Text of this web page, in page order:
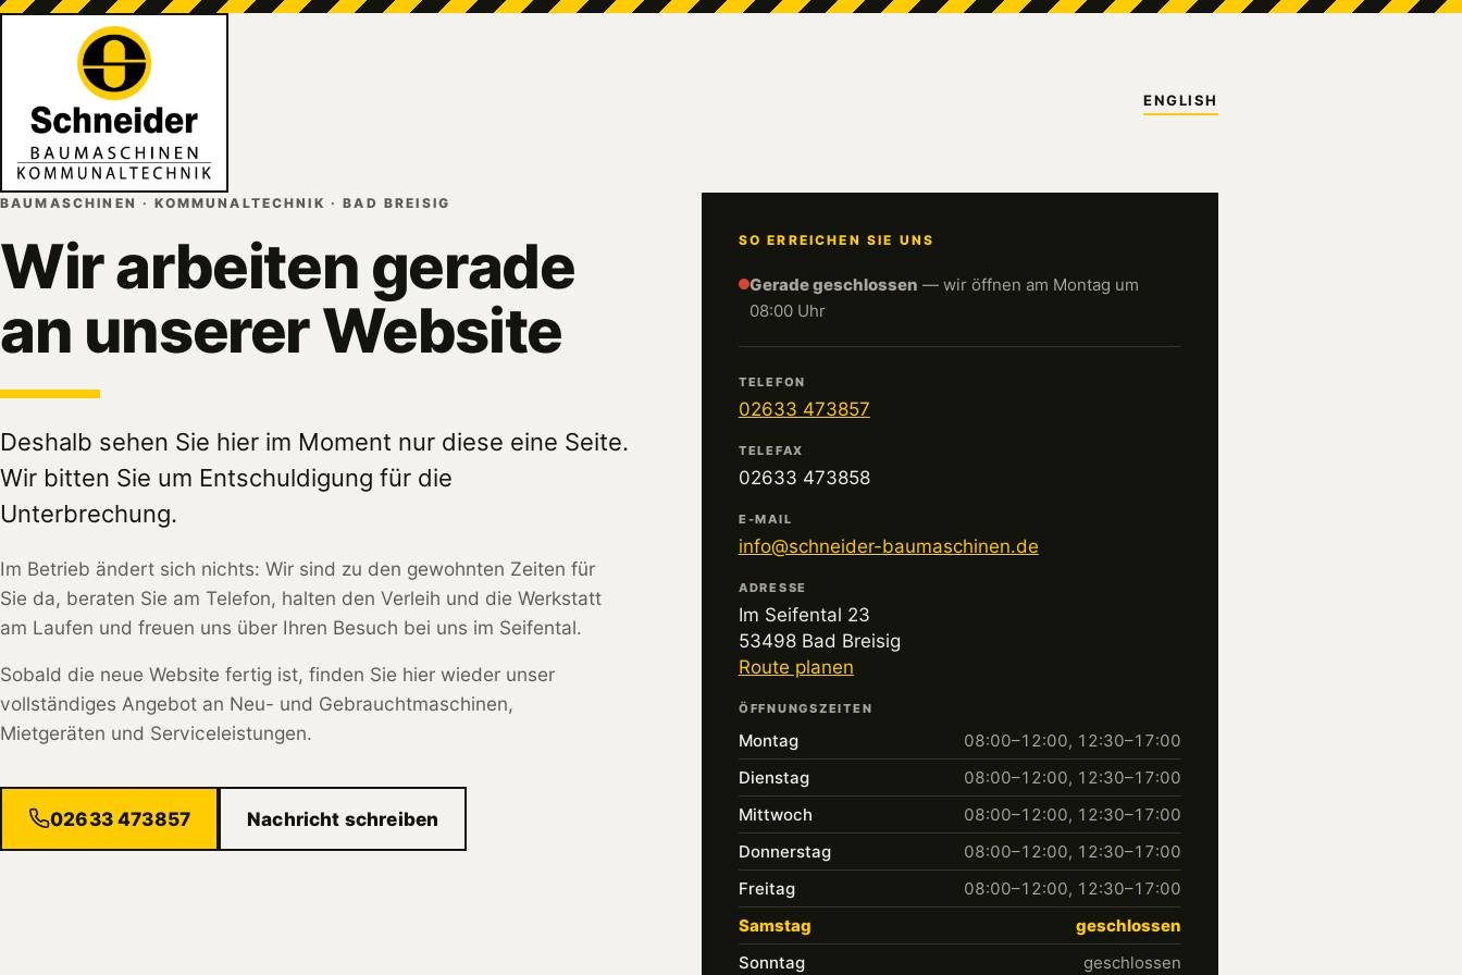
ENGLISH
BAUMASCHINEN · KOMMUNALTECHNIK · BAD BREISIG
Wir arbeiten gerade
an unserer Website
Deshalb sehen Sie hier im Moment nur diese eine Seite.
Wir bitten Sie um Entschuldigung für die
Unterbrechung.
Im Betrieb ändert sich nichts: Wir sind zu den gewohnten Zeiten für
Sie da, beraten Sie am Telefon, halten den Verleih und die Werkstatt
am Laufen und freuen uns über Ihren Besuch bei uns im Seifental.
Sobald die neue Website fertig ist, finden Sie hier wieder unser
vollständiges Angebot an Neu- und Gebrauchtmaschinen,
Mietgeräten und Serviceleistungen.
02633 473857 Nachricht schreiben
SO ERREICHEN SIE UNS
Gerade geschlossen — wir öffnen am Montag um
08:00 Uhr
TELEFON
02633 473857
TELEFAX
02633 473858
E-MAIL
info@schneider-baumaschinen.de
ADRESSE
Im Seifental 23
53498 Bad Breisig
Route planen
ÖFFNUNGSZEITEN
Montag
08:00–12:00, 12:30–17:00
Dienstag
08:00–12:00, 12:30–17:00
Mittwoch
08:00–12:00, 12:30–17:00
Donnerstag
08:00–12:00, 12:30–17:00
Freitag
08:00–12:00, 12:30–17:00
Samstag
geschlossen
Sonntag
geschlossen